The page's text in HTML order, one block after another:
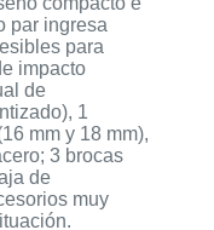
par ingresa
para
impacto
de
1
mm y 18 mm),
3 brocas
de
muy